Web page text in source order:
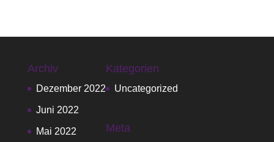
Archiv
Dezember 2022
Juni 2022
Mai 2022
Kategorien
Uncategorized
Meta